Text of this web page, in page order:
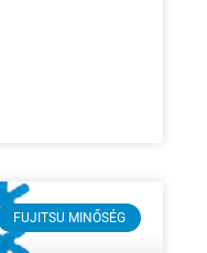
FUJITSU MINŐSÉG